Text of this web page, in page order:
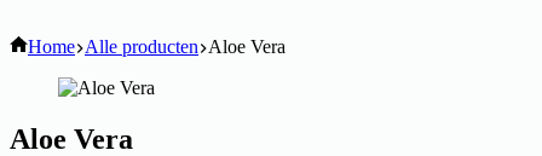
Home Alle producten Aloe Vera
Aloe Vera